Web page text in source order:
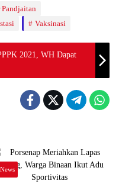
Vaksinasi
2021, WH Dapat
News